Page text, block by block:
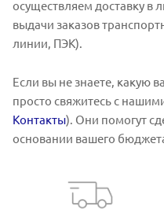
осуществляем доставку в
выдачи заказов
линии, ПЭК).
Если вы не знаете, какую
просто свяжитесь с
Контакты). Они помогут
основании вашего